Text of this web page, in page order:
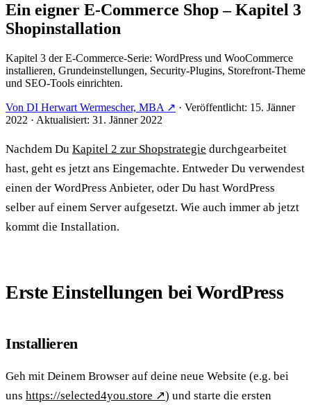
Ein eigner E-Commerce Shop – Kapitel 3
Shopinstallation
Kapitel 3 der E-Commerce-Serie: WordPress und WooCommerce
installieren, Grundeinstellungen, Security-Plugins, Storefront-Theme
und SEO-Tools einrichten.
Von DI Herwart Wermescher, MBA ↗ · Veröffentlicht: 15. Jänner
2022 · Aktualisiert: 31. Jänner 2022
Nachdem Du Kapitel 2 zur Shopstrategie durchgearbeitet
hast, geht es jetzt ans Eingemachte. Entweder Du verwendest
einen der WordPress Anbieter, oder Du hast WordPress
selber auf einem Server aufgesetzt. Wie auch immer ab jetzt
kommt die Installation.
Erste Einstellungen bei WordPress
Installieren
Geh mit Deinem Browser auf deine neue Website (e.g. bei
uns https://selected4you.store ↗) und starte die ersten